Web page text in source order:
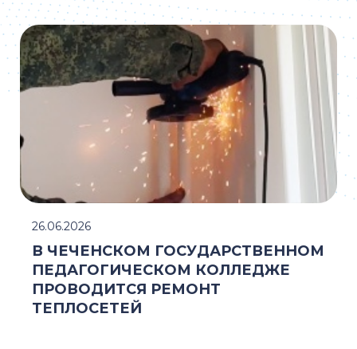
В ЧЕЧЕНСКОМ ГОСУДАРСТВЕННОМ
ПЕДАГОГИЧЕСКОМ КОЛЛЕДЖЕ
ПРОВОДИТСЯ РЕМОНТ
ТЕПЛОСЕТЕЙ
26.06.2026